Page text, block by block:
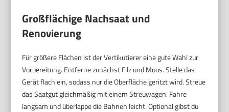
Großflächige Nachsaat und
Renovierung
Für größere Flächen ist der Vertikutierer eine gute Wahl zur
Vorbereitung. Entferne zunächst Filz und Moos. Stelle das
Gerät flach ein, sodass nur die Oberfläche geritzt wird. Streue
das Saatgut gleichmäßig mit einem Streuwagen. Fahre
langsam und überlappe die Bahnen leicht. Optional gibst du